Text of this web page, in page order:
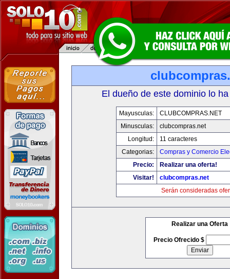
El dueño de este dominio lo
Mayusculas:
CLUBCOMPRAS.NET
Minusculas:
clubcompras.net
Longitud:
11 caracteres
Categorias:
Compras y Comercio
Precio:
Realizar una oferta!
Visitar!
clubcompras.net
Serán consideradas
Realizar una Oferta
Precio Ofrecido $